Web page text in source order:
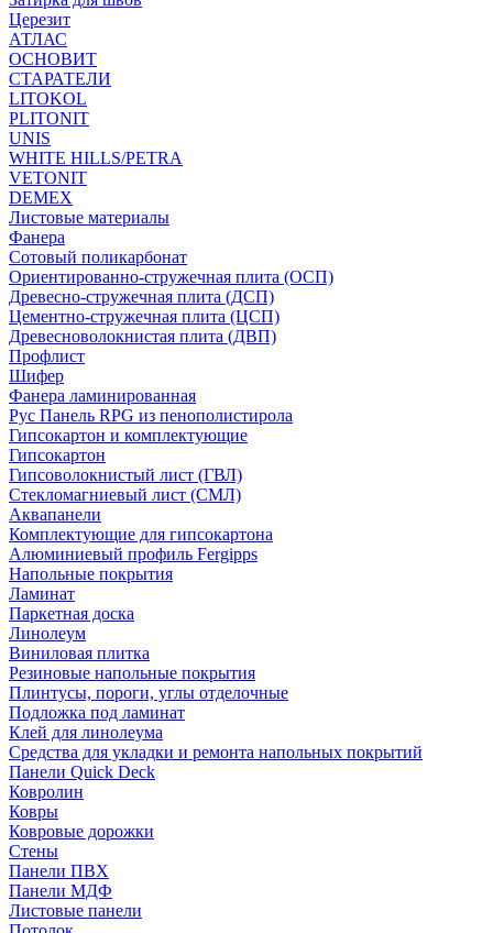
Церезит
АТЛАС
ОСНОВИТ
СТАРАТЕЛИ
LITOKOL
PLITONIT
UNIS
WHITE HILLS/PETRA
VETONIT
DEMEX
Листовые материалы
Фанера
Сотовый поликарбонат
Ориентированно-стружечная плита (ОСП)
Древесно-стружечная плита (ДСП)
Цементно-стружечная плита (ЦСП)
Древесноволокнистая плита (ДВП)
Профлист
Шифер
Фанера ламинированная
Рус Панель RPG из пенополистирола
Гипсокартон и комплектующие
Гипсокартон
Гипсоволокнистый лист (ГВЛ)
Стекломагниевый лист (СМЛ)
Аквапанели
Комплектующие для гипсокартона
Алюминиевый профиль Fergipps
Напольные покрытия
Ламинат
Паркетная доска
Линолеум
Виниловая плитка
Резиновые напольные покрытия
Плинтусы, пороги, углы отделочные
Подложка под ламинат
Клей для линолеума
Средства для укладки и ремонта напольных покрытий
Панели Quick Deck
Ковролин
Ковры
Ковровые дорожки
Стены
Панели ПВХ
Панели МДФ
Листовые панели